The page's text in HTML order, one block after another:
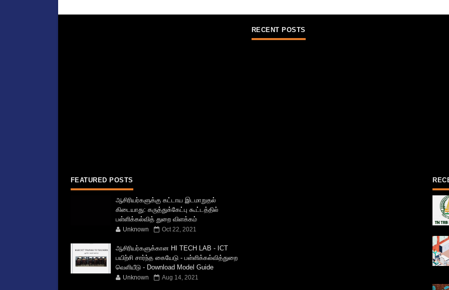
FEATURED POSTS
ஆசிரியர்களுக்கு கட்டாய இடமாறுதல்
கிடையாது: கருத்துக்கேட்பு கூட்டத்தில்
பள்ளிக்கல்வித் துறை விளக்கம்
Unknown Oct 22, 2021
ஆசிரியர்களுக்கான HI TECH LAB - ICT
பயிற்சி சார்ந்த கையேடு - பள்ளிக்கல்வித்துறை
வெளியீடு - Download Model Guide
Unknown Aug 14, 2021
RECENT POSTS